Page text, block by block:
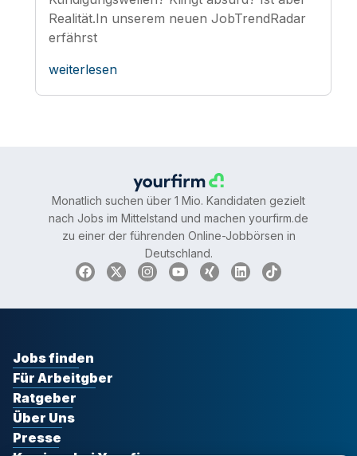
Realität.In unserem neuen JobTrendRadar
erfährst
weiterlesen
Monatlich suchen über 1 Mio. Kandidaten gezielt
nach Jobs im Mittelstand und machen yourfirm.de
zu einer der führenden Online-Jobbörsen in
Deutschland.
Jobs finden
Für Arbeitgber
Ratgeber
Über Uns
Presse